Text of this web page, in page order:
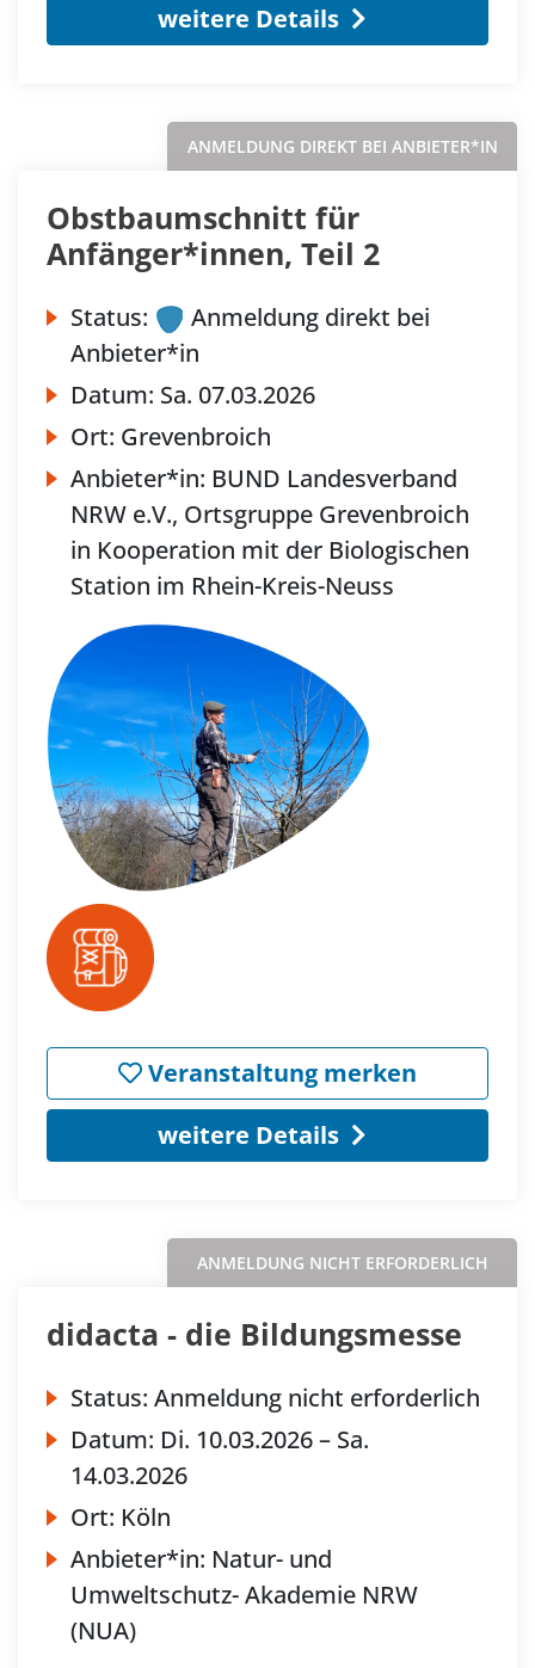
weitere Details
ANMELDUNG DIREKT BEI ANBIETER*IN
Obstbaumschnitt für
Anfänger*innen, Teil 2
Status:
Anmeldung direkt bei
Anbieter*in
Datum: Sa. 07.03.2026
Ort: Grevenbroich
Anbieter*in: BUND Landesverband
NRW e.V., Ortsgruppe Grevenbroich
in Kooperation mit der Biologischen
Station im Rhein-Kreis-Neuss
Veranstaltung merken
weitere Details
ANMELDUNG NICHT ERFORDERLICH
didacta - die Bildungsmesse
Status: Anmeldung nicht erforderlich
Datum: Di. 10.03.2026 – Sa.
14.03.2026
Ort: Köln
Anbieter*in: Natur- und
Umweltschutz- Akademie NRW
(NUA)